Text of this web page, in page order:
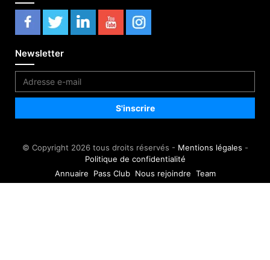
Newsletter
© Copyright 2026 tous droits réservés - Mentions légales -
Politique de confidentialité
Annuaire
Pass Club Nous rejoindre Team